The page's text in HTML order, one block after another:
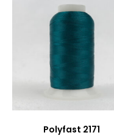
Polyfast 2171